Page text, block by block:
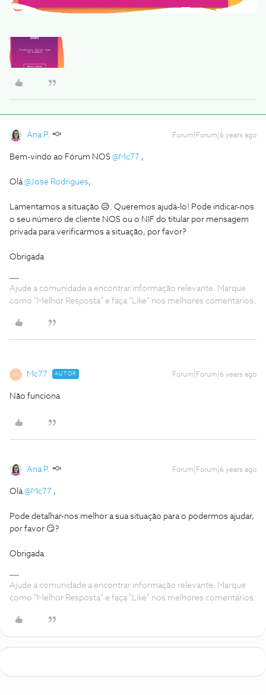
Ana P. Forum|Forum|6 years ago
Bem-vindo ao Fórum NOS @Mc77 ,
Olá@Jose Rodrigues,
Lamentamos a situação 😥. Queremos ajudá-lo! Pode indicar-nos
o seu número de cliente NOS ou o NIF do titular por mensagem
privada para verificarmos a situação, por favor?
Obrigada
Ajude a comunidade a encontrar informação relevante. Marque
como "Melhor Resposta" e faça "Like" nos melhores comentários.
M Mc77 AUTOR Forum|Forum|6 years ago
Não funciona
Ana P. Forum|Forum|6 years ago
Olá@Mc77 ,
Pode detalhar-nos melhor a sua situação para o podermos ajudar,
por favor 😏?
Obrigada
Ajude a comunidade a encontrar informação relevante. Marque
como "Melhor Resposta" e faça "Like" nos melhores comentários.